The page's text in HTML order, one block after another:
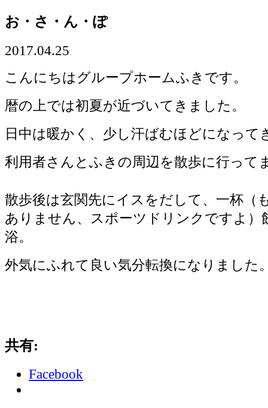
お・さ・ん・ぽ
2017.04.25
こんにちはグループホームふきです。
暦の上では初夏が近づいてきました。
日中は暖かく、少し汗ばむほどになって
利用者さんとふきの周辺を散歩に行って
散歩後は玄関先にイスをだして、一杯（
ありません、スポーツドリンクですよ）
浴。
外気にふれて良い気分転換になりました
共有:
Facebook